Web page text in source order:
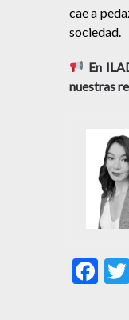
cae a
sociedad.
En
nuestras